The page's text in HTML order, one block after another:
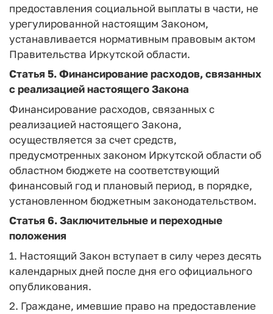
предоставления социальной выплаты в части, не
урегулированной настоящим Законом,
устанавливается нормативным правовым актом
Правительства Иркутской области.
Статья 5. Финансирование расходов, связанных
с реализацией настоящего Закона
Финансирование расходов, связанных с
реализацией настоящего Закона,
осуществляется за счет средств,
предусмотренных законом Иркутской области об
областном бюджете на соответствующий
финансовый год и плановый период, в порядке,
установленном бюджетным законодательством.
Статья 6. Заключительные и переходные
положения
1. Настоящий Закон вступает в силу через десять
календарных дней после дня его официального
опубликования.
2. Граждане, имевшие право на предоставление